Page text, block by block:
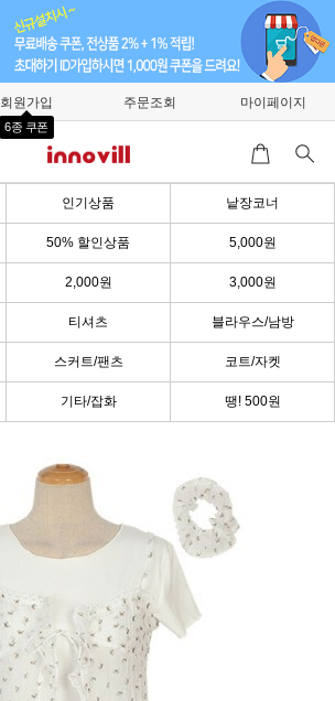
회원가입
6종 쿠폰
주문조회 마이페이지
인기상품 낱장코너
50% 할인상품 5,000원
2,000원 3,000원
티셔츠 블라우스/남방
스커트/팬츠 코트/자켓
기타/잡화 땡! 500원